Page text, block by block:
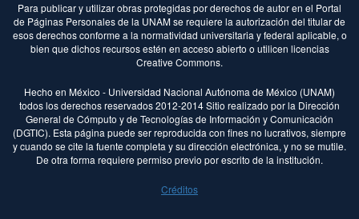
Para publicar y utilizar obras protegidas por derechos de autor en el Portal
de Páginas Personales de la UNAM se requiere la autorización del titular de
esos derechos conforme a la normatividad universitaria y federal aplicable, o
bien que dichos recursos estén en acceso abierto o utilicen licencias
Creative Commons.
Hecho en México - Universidad Nacional Autónoma de México (UNAM)
todos los derechos reservados 2012-2014 Sitio realizado por la Dirección
General de Cómputo y de Tecnologías de Información y Comunicación
(DGTIC). Esta página puede ser reproducida con fines no lucrativos, siempre
y cuando se cite la fuente completa y su dirección electrónica, y no se mutile.
De otra forma requiere permiso previo por escrito de la institución.
Créditos